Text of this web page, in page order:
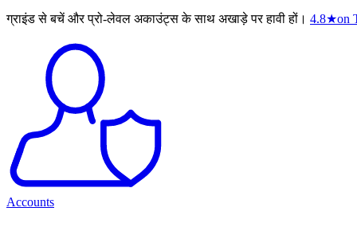
ग्राइंड से बचें और प्रो-लेवल अकाउंट्स के साथ अखाड़े पर हावी हों। 4.8★on
Accounts